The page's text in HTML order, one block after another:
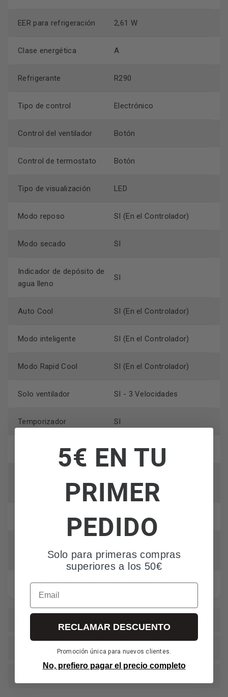
EER para refrigeración 2,61 W
Clase energética A
Refrigerante R290
Tipo de control Electrónico
Control del ventilador Botón
Control de termostato Botón
Tipo de visualización LED
Modo reposo SI (En el Controlador)
Modo secado SI
Indicador de depósito de
agua lleno
SI
Auto Cool SI (En el Controlador)
Modo inteligente SI (En el Controlador)
Modo Rapid Cool SI (En el Controlador)
Solo ventilador SI - 3 Velocidades
Temporizador SI
SI
Oscilación de aire
Hacia Abajo
Reinicio automático SI
SI
Sistema de ventilación Conducto Único
Dimensiones
5€ EN TU
PRIMER
PEDIDO
Solo para primeras compras
superiores a los 50€
Email
RECLAMAR DESCUENTO
Promoción única para nuevos clientes.
No, prefiero pagar el precio completo